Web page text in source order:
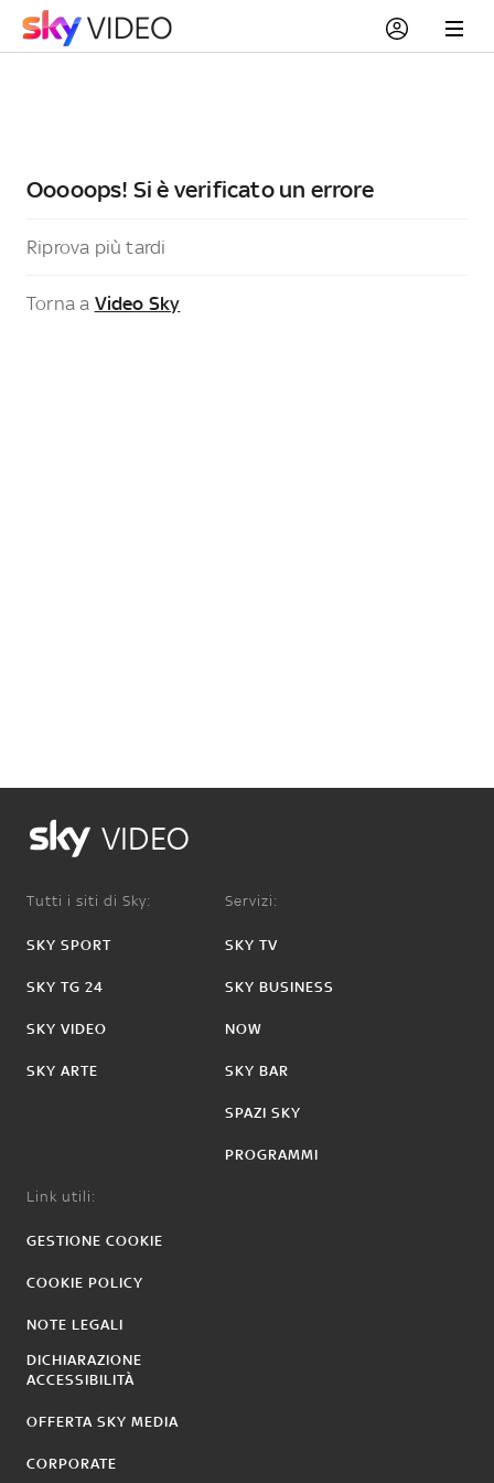
Ooooops! Si è verificato un errore
Riprova più tardi
Torna a Video Sky
VIDEO
Tutti i siti di Sky:
SKY SPORT
SKY TG 24
SKY VIDEO
SKY ARTE
Servizi:
SKY TV
SKY BUSINESS
NOW
SKY BAR
SPAZI SKY
PROGRAMMI
Link utili:
GESTIONE COOKIE
COOKIE POLICY
NOTE LEGALI
DICHIARAZIONE
ACCESSIBILITÀ
OFFERTA SKY MEDIA
CORPORATE